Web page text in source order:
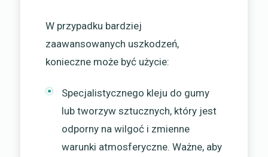
W przypadku bardziej
zaawansowanych uszkodzeń,
konieczne może być użycie:
Specjalistycznego kleju do gumy
lub tworzyw sztucznych, który jest
odporny na wilgoć i zmienne
warunki atmosferyczne. Ważne, aby